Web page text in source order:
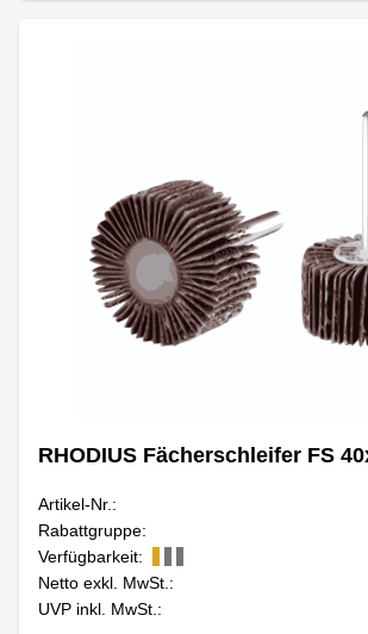
RHODIUS Fächerschleifer FS
Artikel-Nr.:
Rabattgruppe:
Verfügbarkeit:
Netto exkl. MwSt.:
UVP inkl. MwSt.: